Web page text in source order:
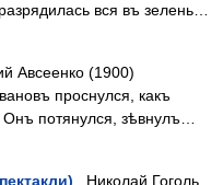
вся въ зелень…
Авсеенко (1900)
проснулся, какъ
Онъ потянулся, зѣвнулъ…
, Николай Гоголь